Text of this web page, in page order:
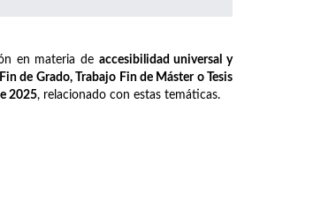
en materia de accesibilidad universal y
de Grado, Trabajo Fin de Máster o Tesis
2025, relacionado con estas temáticas.